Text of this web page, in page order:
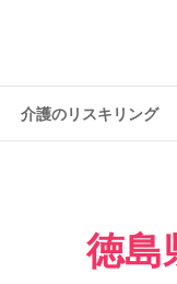
介護のリスキリング
徳島